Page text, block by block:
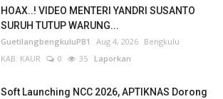
HOAX..! VIDEO MENTERI YANDRI SUSANTO
SURUH TUTUP WARUNG...
GuetilangbengkuluPB1 Aug 4, 2026 Bengkulu
KAB. KAUR
0 35 Laporkan
Soft Launching NCC 2026, APTIKNAS Dorong